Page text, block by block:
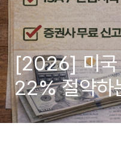
[2026] 미국
22% 절약하
250만 원 활